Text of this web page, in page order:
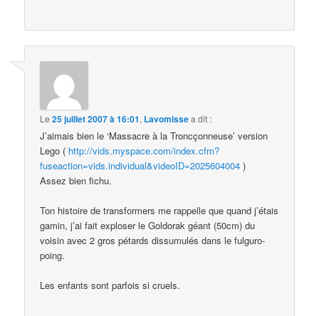
Le25 juillet 2007 à 16:01, Lavomissea dit :
J’aimais bien le ‘Massacre à la Troncçonneuse’ version
Lego ( http://vids.myspace.com/index.cfm?
fuseaction=vids.individual&videoID=2025604004 )
Assez bien fichu.
Ton histoire de transformers me rappelle que quand j’étais
gamin, j’ai fait exploser le Goldorak géant (50cm) du
voisin avec 2 gros pétards dissumulés dans le fulguro-
poing.
Les enfants sont parfois si cruels.